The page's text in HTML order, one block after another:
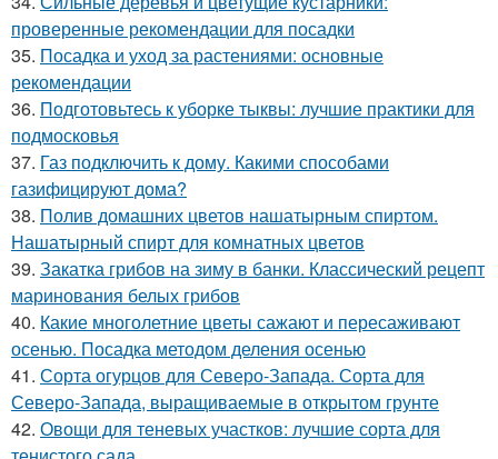
проверенные рекомендации для посадки
35. Посадка и уход за растениями: основные
рекомендации
36. Подготовьтесь к уборке тыквы: лучшие практики для
подмосковья
37. Газ подключить к дому. Какими способами
газифицируют дома?
38. Полив домашних цветов нашатырным спиртом.
Нашатырный спирт для комнатных цветов
39. Закатка грибов на зиму в банки. Классический рецепт
маринования белых грибов
40. Какие многолетние цветы сажают и пересаживают
осенью. Посадка методом деления осенью
41. Сорта огурцов для Северо-Запада. Сорта для
Северо-Запада, выращиваемые в открытом грунте
42. Овощи для теневых участков: лучшие сорта для